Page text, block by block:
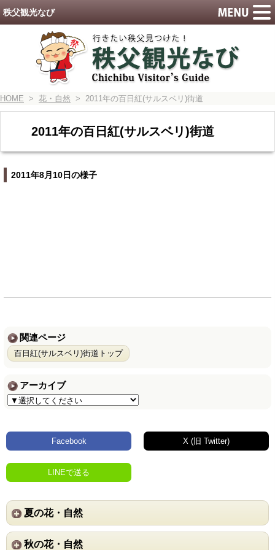
HOME > 花・自然 > 2011年の百日紅(サルスベリ)街道
2011年の百日紅(サルスベリ)街道
2011年8月10日の様子
関連ページ
百日紅(サルスベリ)街道トップ
アーカイブ
Facebook X (旧 Twitter)
LINEで送る
夏の花・自然
秋の花・自然
秩父観光なび